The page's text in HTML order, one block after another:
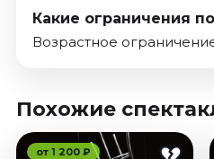
Какие ограничения
Возрастное
Похожие
от 1 200 ₽